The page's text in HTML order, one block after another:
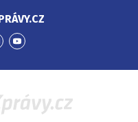
Přejít
YouTube